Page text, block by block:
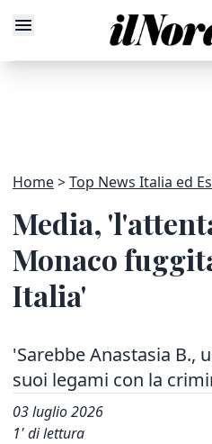
Home Top News Italia ed
Media,
Monaco
Italia'
'Sarebbe Anastasia B.,
suoi legami con la
03 luglio 2026
1' di lettura